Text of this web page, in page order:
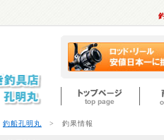
釣船孔明丸 > 釣果情報